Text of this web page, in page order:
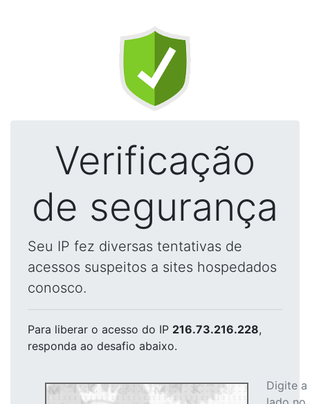
Verificação
de segurança
Seu IP fez diversas tentativas de
acessos suspeitos a sites hospedados
conosco.
Para liberar o acesso do IP 216.73.216.228,
responda ao desafio abaixo.
Digite